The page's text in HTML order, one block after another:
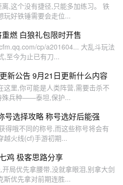
,这个没有捷径,只能多加练习。 铁
玩好铁锤需要会走位...
燃 白狼礼包限时开售
cp/a201604... 大乱斗玩法
,至今为止已有刀...
新公告 9月21日更新什么内容
这里,你可能是人类阵营,需要击杀不
殊兵种——泰坦,保护...
号选择攻略 称号选好后能强
得哦不同的称号,而这些称号将会有
越火线(cf)手游初期...
鸡 极客思路分享
局优先拿腰带,没就拿眼泪,别拿大剑
斯优先拿对前期连胜...